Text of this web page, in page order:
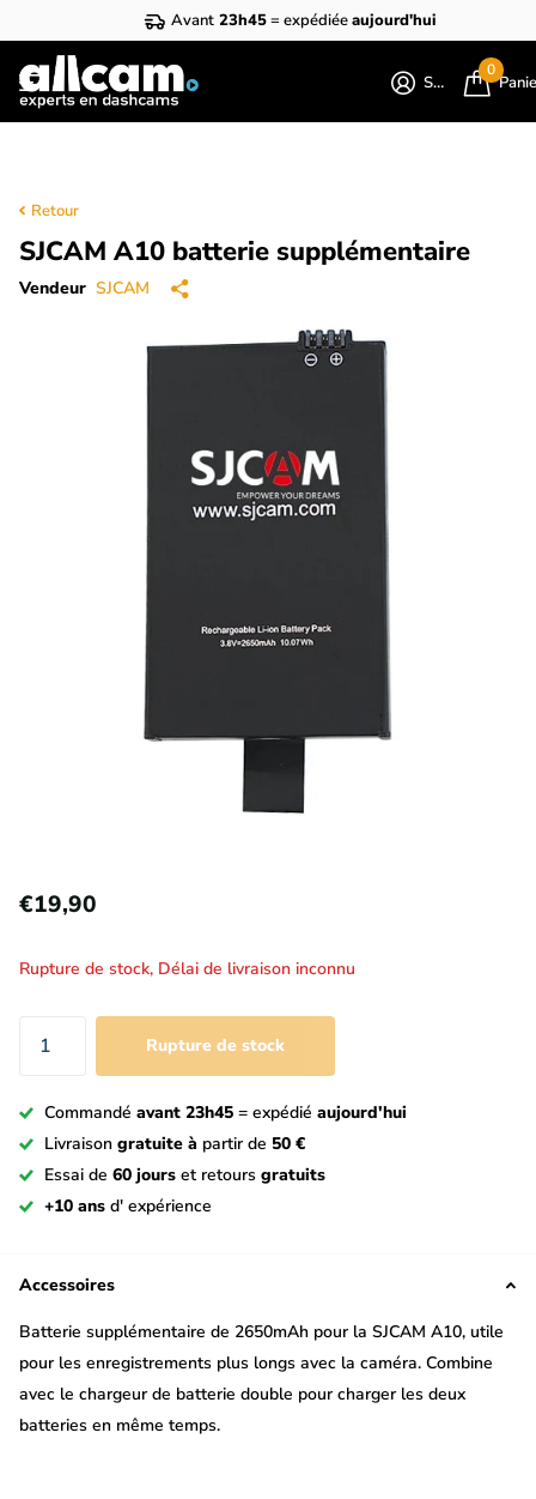
Avant 23h45= expédiéeaujourd'hui
S'identifier
0
Retour
SJCAM A10 batterie supplémentaire
Vendeur SJCAM
€19,90
Rupture de stock, Délai de livraison inconnu
Rupture de stock
Commandé avant 23h45 = expédié aujourd'hui
Livraison gratuite à partir de 50 €
Essai de 60 jours et retours gratuits
+10 ans d' expérience
Accessoires
Batterie supplémentaire de 2650mAh pour la SJCAM A10, utile
pour les enregistrements plus longs avec la caméra. Combine
avec le chargeur de batterie double pour charger les deux
batteries en même temps.